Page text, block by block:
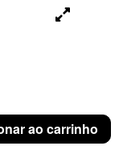
ao carrinho